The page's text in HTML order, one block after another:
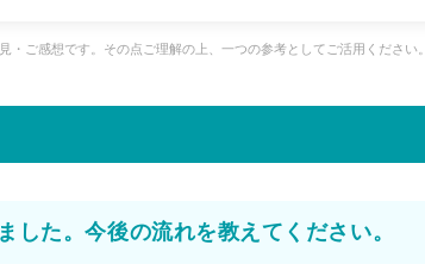
ご感想です。その点ご理解の上、一つの参考としてご活用ください。
した。今後の流れを教えてください。